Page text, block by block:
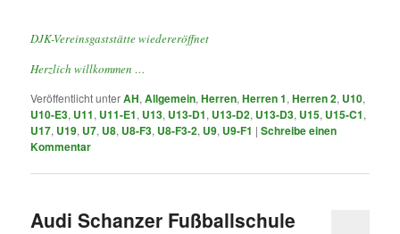
DJK-Vereinsgaststätte wiedereröffnet
Herzlich willkommen …
Veröffentlicht unterAH,Allgemein,Herren,Herren 1,Herren 2, U10,
U10-E3, U11, U11-E1, U13, U13-D1, U13-D2, U13-D3, U15, U15-C1,
U17, U19, U7, U8, U8-F3, U8-F3-2, U9, U9-F1 |Schreibe einen
Kommentar
Audi Schanzer Fußballschule